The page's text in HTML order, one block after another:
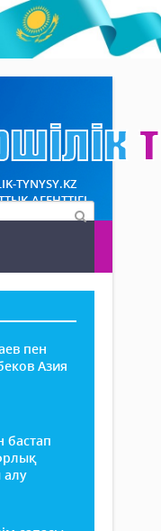
TYNYSY.KZ
АГЕНТТІГІ
пен
Азия
бастап
алу